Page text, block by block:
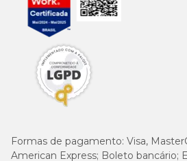
Formas de pagamento: Visa,
American Express; Boleto bancário;